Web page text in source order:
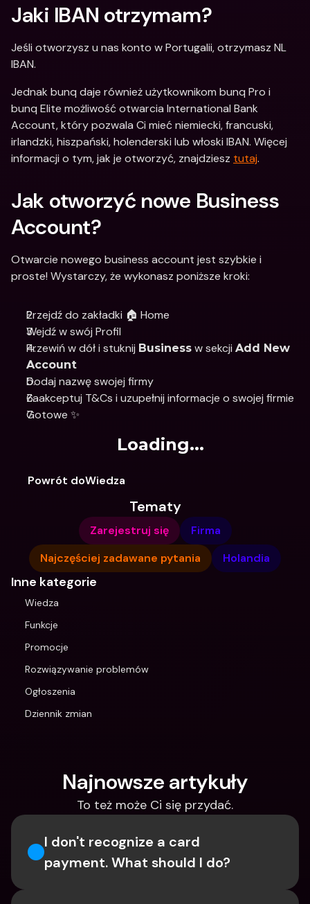
Jaki IBAN otrzymam?
Jeśli otworzysz u nas konto w Portugalii, otrzymasz NL
IBAN.
Jednak bunq daje również użytkownikom bunq Pro i
bunq Elite możliwość otwarcia International Bank
Account, który pozwala Ci mieć niemiecki, francuski,
irlandzki, hiszpański, holenderski lub włoski IBAN. Więcej
informacji o tym, jak je otworzyć, znajdziesz tutaj.
Jak otworzyć nowe Business
Account?
Otwarcie nowego business account jest szybkie i
proste! Wystarczy, że wykonasz poniższe kroki:
Przejdź do zakładki 🏠 Home
Wejdź w swój Profil
Przewiń w dół i stuknij Business w sekcji Add New
Account
Dodaj nazwę swojej firmy
Zaakceptuj T&Cs i uzupełnij informacje o swojej firmie
Gotowe ✨
Loading...
Powrót doWiedza
Tematy
Zarejestruj się
Firma
Najczęściej zadawane pytania
Holandia
Inne kategorie
Wiedza
Funkcje
Promocje
Rozwiązywanie problemów
Ogłoszenia
Dziennik zmian
Najnowsze artykuły
To też może Ci się przydać.
I don't recognize a card
payment. What should I do?